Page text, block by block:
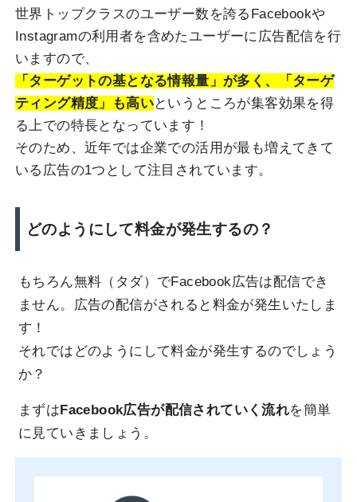
世界トップクラスのユーザー数を誇るFacebookや
Instagramの利用者を含めたユーザーに広告配信を行
いますので、
「ターゲットの基となる情報量」が多く、「ターゲ
ティング精度」も高いというところが集客効果を得
る上での特長となっています！
そのため、近年では企業での活用が最も増えてきて
いる広告の1つとして注目されています。
どのようにして料金が発生するの？
もちろん無料（タダ）でFacebook広告は配信でき
ません。広告の配信がされると料金が発生いたしま
す！
それではどのようにして料金が発生するのでしょう
か？
まずはFacebook広告が配信されていく流れを簡単
に見ていきましょう。